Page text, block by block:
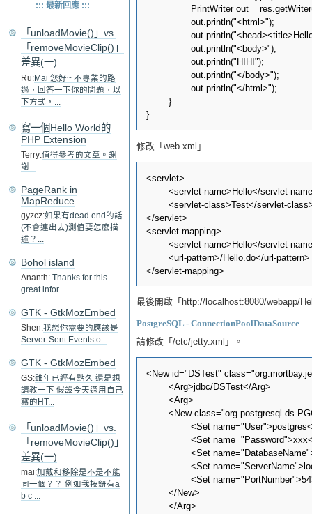
}
修改「web.xml」
<servlet>
</servlet>
<servlet-mapping>
最後開啟「http://localhost:8080/webapp/
PostgreSQL - ConnectionPoolDataSource
請修改「/etc/jetty.xml」。
<New id="DSTest"
::: 最新回應 :::
「unloadMovie()」vs.
「removeMovieClip()」
差異(一)
Ru:Mai 您好~ 不專業的路
過，回答一下你的問題，以
下方式，...
寫一個Hello World的
PHP Extension
Terry:值得參考的文章。謝
謝...
PageRank in
MapReduce
gyzcz:如果有dead end的話
(不會連出去)測值要怎麼描
述？...
Bohol island
Ananth: Thanks for this
great infor...
GTK - GtkMozEmbed
Shen:我想你需要的應該是
Server-Sent Events o...
GTK - GtkMozEmbed
GS:雖年已經有點久 還是想
請教一下 假設今天適用自己
寫的HT...
「unloadMovie()」vs.
「removeMovieClip()」
差異(一)
mai:加戴和移除是不是不能
同一個？？ 例如我按鈕有a
b c ...